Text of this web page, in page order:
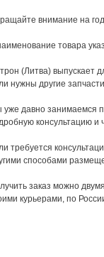
внимание на
товара
(Литва) выпускает
нужны другие
уже давно занимаемся
консультацию и
требуется
способами
заказ можно
курьерами, по